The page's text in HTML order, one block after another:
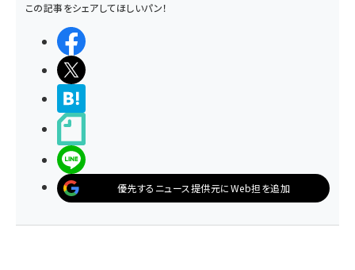
この記事をシェアしてほしいパン！
優先するニュース提供元にWeb担を追加